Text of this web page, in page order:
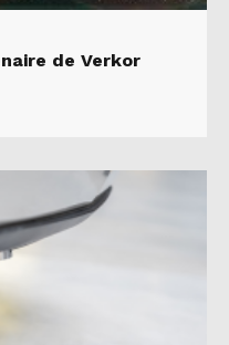
de Verkor